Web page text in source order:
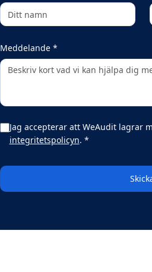
Meddelande *(obligatoriskt)
Jag accepterar att WeAudit lagrar
integritetspolicyn. *(obligatoriskt)